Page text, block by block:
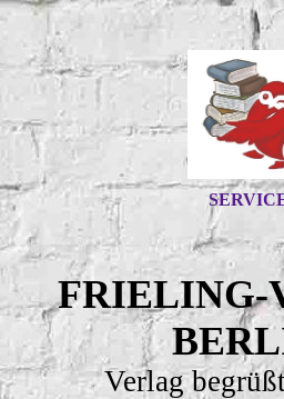
FRIELING-
Verlag